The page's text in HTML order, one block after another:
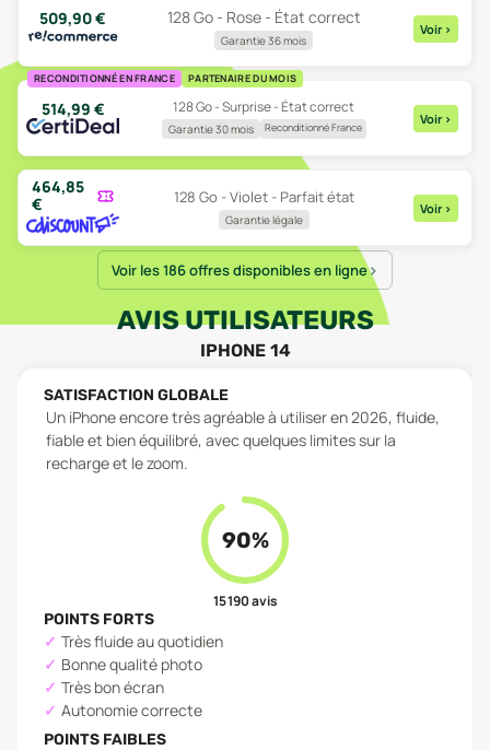
509,90€ 128 Go - Rose - État correct
Garantie 36 mois
Voir >
RECONDITIONNÉ EN FRANCE PARTENAIRE DU MOIS
514,99 € 128 Go - Surprise - État correct
Garantie 30 mois Reconditionné France
Voir >
464,85
€
128 Go - Violet - Parfait état
Garantie légale
Voir >
Voir les 186 offres disponibles en ligne
AVIS UTILISATEURS
IPHONE 14
SATISFACTION GLOBALE
Un iPhone encore très agréable à utiliser en 2026, fluide,
fiable et bien équilibré, avec quelques limites sur la
recharge et le zoom.
90%
15 190avis
POINTS FORTS
Très fluide au quotidien
Bonne qualité photo
Très bon écran
Autonomie correcte
POINTS FAIBLES